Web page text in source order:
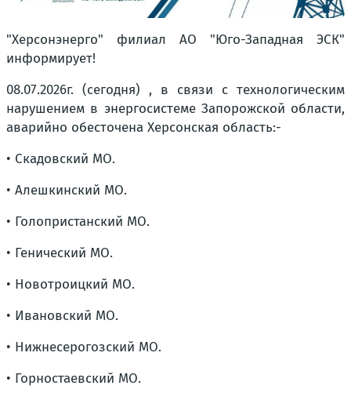
"Херсонэнерго" филиал АО "Юго-Западная ЭСК"
информирует!
08.07.2026г. (сегодня) , в связи с технологическим
нарушением в энергосистеме Запорожской области,
аварийно обесточена Херсонская область:-
• Скадовский МО.
• Алешкинский МО.
• Голопристанский МО.
• Генический МО.
• Новотроицкий МО.
• Ивановский МО.
• Нижнесерогозский МО.
• Горностаевский МО.